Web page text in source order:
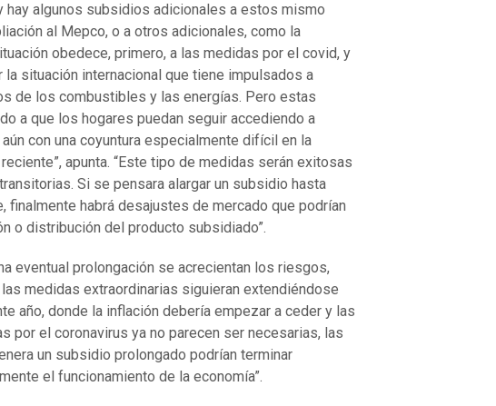
hay algunos subsidios adicionales a estos mismo
al Mepco, o a otros adicionales, como la
obedece, primero, a las medidas por el covid, y
la situación internacional que tiene impulsados a
de los combustibles y las energías. Pero estas
a que los hogares puedan seguir accediendo a
con una coyuntura especialmente difícil en la
apunta. “Este tipo de medidas serán exitosas
Si se pensara alargar un subsidio hasta
finalmente habrá desajustes de mercado que podrían
o distribución del producto subsidiado”.
eventual prolongación se acrecientan los riesgos,
las medidas extraordinarias siguieran extendiéndose
año, donde la inflación debería empezar a ceder y las
por el coronavirus ya no parecen ser necesarias, las
un subsidio prolongado podrían terminar
el funcionamiento de la economía”.